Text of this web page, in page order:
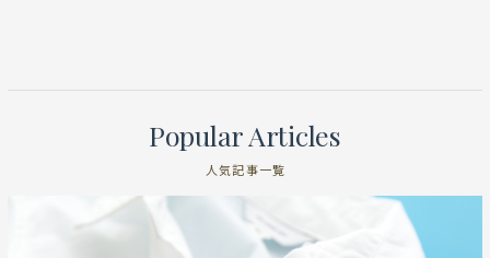
Popular Articles
人気記事一覧